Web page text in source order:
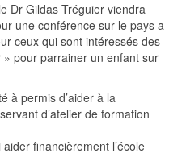
Dr Gildas Tréguier viendra
une conférence sur le pays a
ceux qui sont intéressés des
pour parrainer un enfant sur
à permis d’aider à la
d’atelier de formation
financièrement l’école